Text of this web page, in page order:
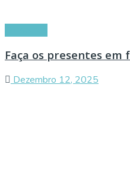
Faça os presentes em
Dezembro 12, 2025